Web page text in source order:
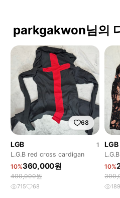
parkgakwon님의
68
LGB
1
L.G.B red cross cardigan
10%360,000원
400,000원
715 68
LGB
10%